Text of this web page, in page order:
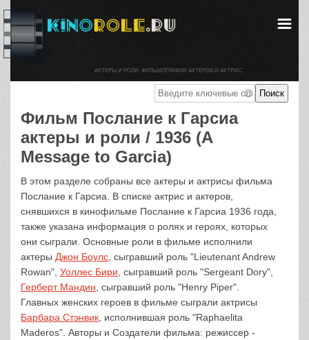
Фильм Послание к Гарсиа
актеры и роли / 1936 (A
Message to Garcia)
В этом разделе собраны все актеры и актрисы фильма
Послание к Гарсиа. В списке актрис и актеров,
снявшихся в кинофильме Послание к Гарсиа 1936 года,
также указана информация о ролях и героях, которых
они сыграли. Основные роли в фильме исполнили
актеры Джон Боулс , сыгравший роль "Lieutenant Andrew
Rowan", Уоллес Бири , сыгравший роль "Sergeant Dory",
Герберт Мандин , сыгравший роль "Henry Piper".
Главных женских героев в фильме сыграли актрисы
Барбара Стэнвик , исполнившая роль "Raphaelita
Maderos". Авторы и Создатели фильма: режиссер -
АКТЕРЫ И РОЛИ. ФИЛЬМОГРАФИИ АКТЕРОВ И АКТРИС.